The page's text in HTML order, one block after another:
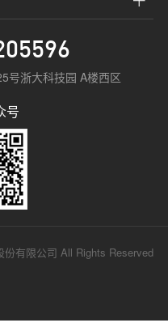
号浙大科技园 A楼西区
号
有限公司 All Rights Reserved